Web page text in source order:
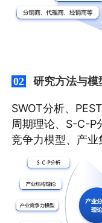
02 研究方法与模
SWOT分析、
周期理论、S-C-P
竞争力模型、产业